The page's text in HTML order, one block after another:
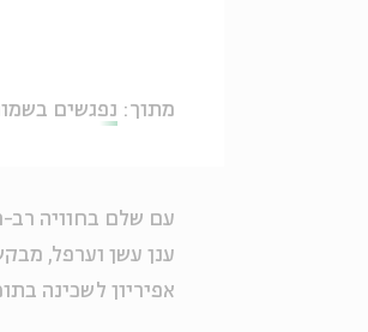
מתוך: נפגשים בשמות -
עם שלם בחוויה רב-
ענן עשן וערפל,
אפיריון לשכינה